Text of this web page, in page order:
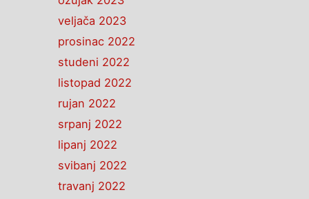
veljača 2023
prosinac 2022
studeni 2022
listopad 2022
rujan 2022
srpanj 2022
lipanj 2022
svibanj 2022
travanj 2022